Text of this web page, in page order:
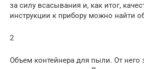
за силу всасывания и, как итог,
инструкции к прибору можно найти
2
Объем контейнера для пыли. От него